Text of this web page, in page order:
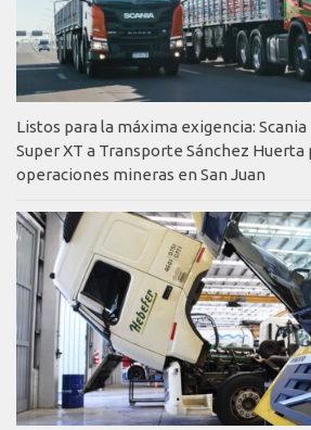
Listos para la máxima exigencia:
Super XT a Transporte Sánchez
operaciones mineras en San Juan